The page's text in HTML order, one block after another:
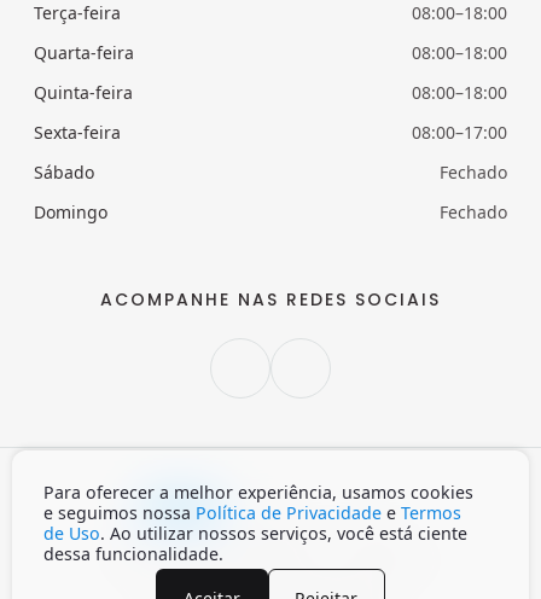
Terça-feira
08:00–18:00
Quarta-feira
08:00–18:00
Quinta-feira
08:00–18:00
Sexta-feira
08:00–17:00
Sábado
Fechado
Domingo
Fechado
ACOMPANHE NAS REDES SOCIAIS
Claro Escuro Auto
Início Política de privacidade
Para oferecer a melhor experiência, usamos cookies
e seguimos nossa Política de Privacidade e Termos
de Uso. Ao utilizar nossos serviços, você está ciente
dessa funcionalidade.